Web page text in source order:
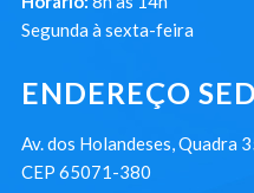
Segunda à sexta-feira
ENDEREÇO
Av. dos Holandeses, Quadra
CEP 65071-380